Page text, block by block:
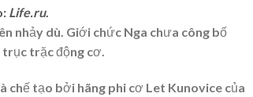
Life.ru.
nhảy dù. Giới chức Nga chưa công bố
trặc động cơ.
chế tạo bởi hãng phi cơ Let Kunovice của